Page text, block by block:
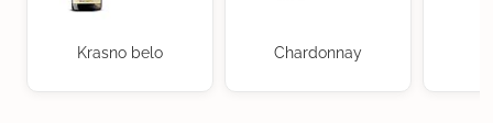
Krasno belo Chardonnay